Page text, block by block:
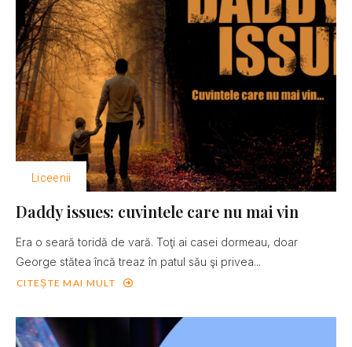
Liceenii
Daddy issues: cuvintele care nu mai vin
Era o seară toridă de vară. Toţi ai casei dormeau, doar
George stătea încă treaz în patul său şi privea...
CITEȘTE MAI MULT